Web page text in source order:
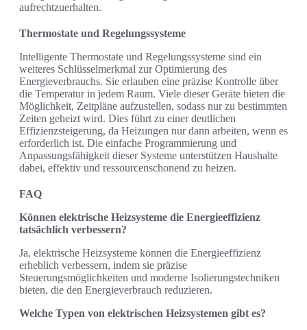
aufrechtzuerhalten.
Thermostate und Regelungssysteme
Intelligente Thermostate und Regelungssysteme sind ein
weiteres Schlüsselmerkmal zur Optimierung des
Energieverbrauchs. Sie erlauben eine präzise Kontrolle über
die Temperatur in jedem Raum. Viele dieser Geräte bieten die
Möglichkeit, Zeitpläne aufzustellen, sodass nur zu bestimmten
Zeiten geheizt wird. Dies führt zu einer deutlichen
Effizienzsteigerung, da Heizungen nur dann arbeiten, wenn es
erforderlich ist. Die einfache Programmierung und
Anpassungsfähigkeit dieser Systeme unterstützen Haushalte
dabei, effektiv und ressourcenschonend zu heizen.
FAQ
Können elektrische Heizsysteme die Energieeffizienz
tatsächlich verbessern?
Ja, elektrische Heizsysteme können die Energieeffizienz
erheblich verbessern, indem sie präzise
Steuerungsmöglichkeiten und moderne Isolierungstechniken
bieten, die den Energieverbrauch reduzieren.
Welche Typen von elektrischen Heizsystemen gibt es?